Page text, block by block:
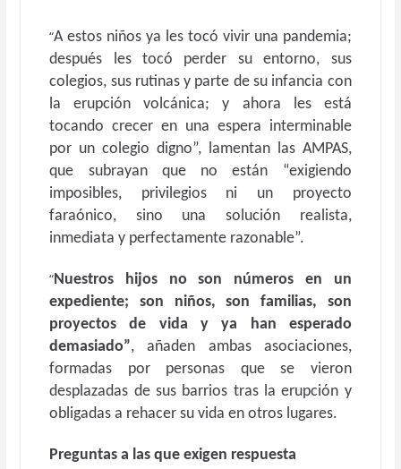
“A estos niños ya les tocó vivir una pandemia;
después les tocó perder su entorno, sus
colegios, sus rutinas y parte de su infancia con
la erupción volcánica; y ahora les está
tocando crecer en una espera interminable
por un colegio digno”, lamentan las AMPAS,
que subrayan que no están “exigiendo
imposibles, privilegios ni un proyecto
faraónico, sino una solución realista,
inmediata y perfectamente razonable”.
“Nuestros hijos no son números en un
expediente; son niños, son familias, son
proyectos de vida y ya han esperado
demasiado”, añaden ambas asociaciones,
formadas por personas que se vieron
desplazadas de sus barrios tras la erupción y
obligadas a rehacer su vida en otros lugares.
Preguntas a las que exigen respuesta